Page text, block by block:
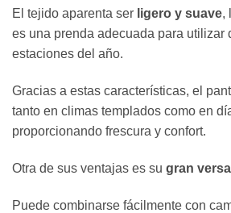
El tejido aparenta ser ligero y suave,
es una prenda adecuada para utilizar
estaciones del año.
Gracias a estas características, el
tanto en climas templados como en
proporcionando frescura y confort.
Otra de sus ventajas es su gran
Puede combinarse fácilmente con